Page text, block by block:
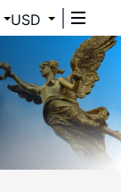
USD